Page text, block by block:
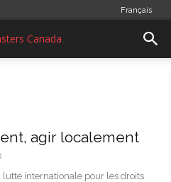
Français
agir localement
lutte internationale pour les droits